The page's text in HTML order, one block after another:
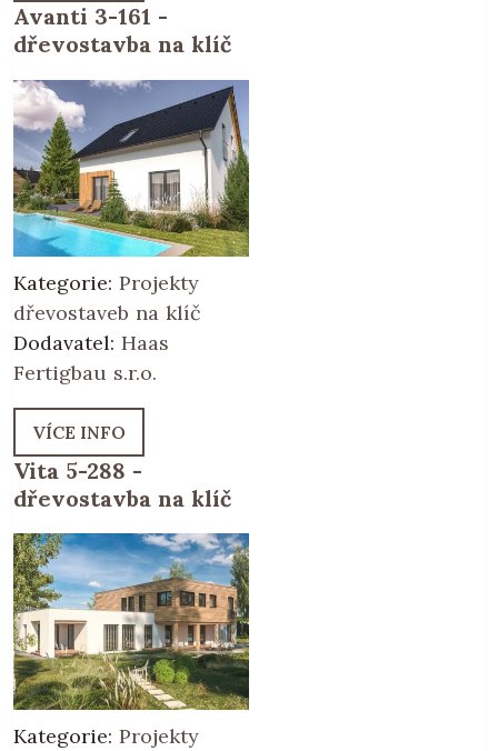
Avanti 3-161 -
dřevostavba na klíč
Kategorie: Projekty
dřevostaveb na klíč
Dodavatel: Haas
Fertigbau s.r.o.
VÍCE INFO
Vita 5-288 -
dřevostavba na klíč
Kategorie: Projekty